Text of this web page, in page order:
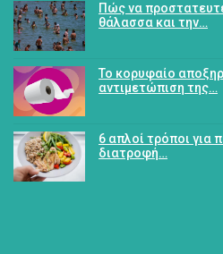
Πώς να
θάλασσα και την…
Το κορυφαίο
αντιμετώπιση της…
6 απλοί τρόποι για
διατροφή…